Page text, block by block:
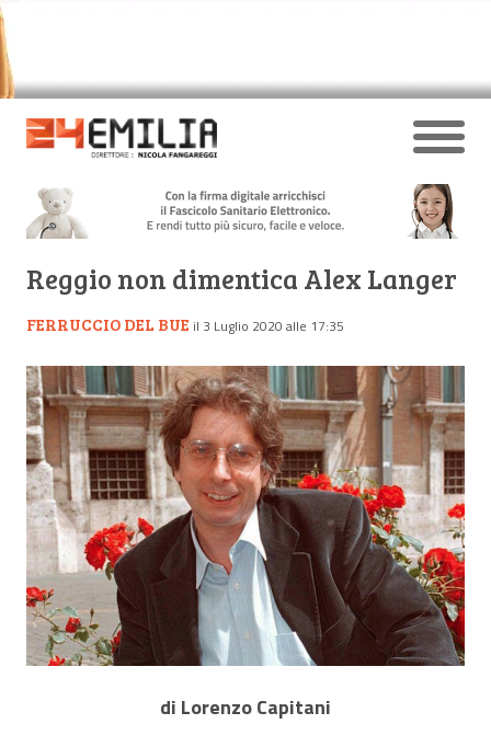
Reggio non dimentica Alex Langer
FERRUCCIO DEL BUE il 3 Luglio 2020 alle 17:35
di Lorenzo Capitani